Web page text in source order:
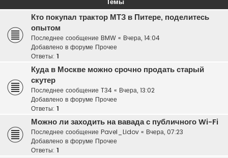
Темы
Кто покупал трактор МТЗ в Питере, поделитесь
опытом
Последнее сообщение BMW « Вчера, 14:04
Добавлено в форуме Прочее
Ответы: 1
Куда в Москве можно срочно продать старый
скутер
Последнее сообщение T34 « Вчера, 13:02
Добавлено в форуме Прочее
Ответы: 1
Можно ли заходить на вавада с публичного Wi-Fi
Последнее сообщение Pavel_Lidov « Вчера, 07:23
Добавлено в форуме Прочее
Ответы: 1